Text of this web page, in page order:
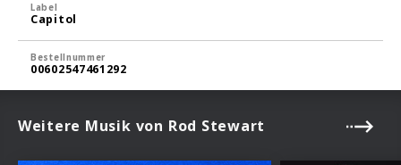
Label
Capitol
Bestellnummer
00602547461292
Weitere Musik von Rod Stewart